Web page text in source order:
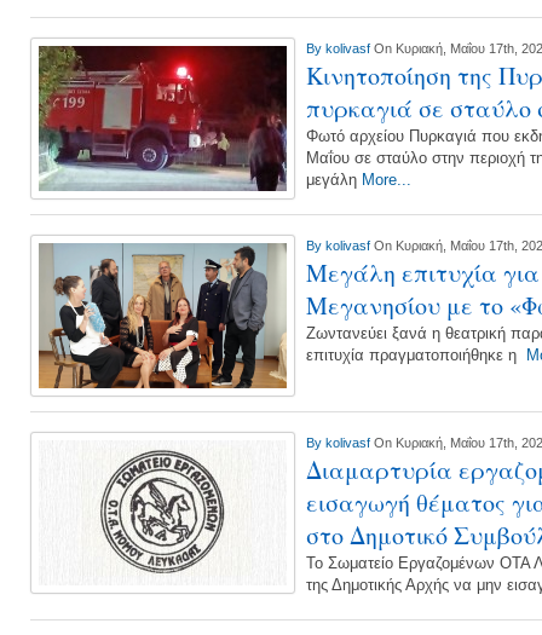
By kolivasf On Κυριακή, Μαΐου 17th,
Κινητοποίηση της
πυρκαγιά σε σταύλο
Φωτό αρχείου Πυρκαγιά που
Μαΐου σε σταύλο στην περιοχή
μεγάλη More...
By kolivasf On Κυριακή, Μαΐου 17th,
Μεγάλη επιτυχία
Μεγανησίου με το
Ζωντανεύει ξανά η θεατρική
επιτυχία πραγματοποιήθηκε η
By kolivasf On Κυριακή, Μαΐου 17th,
Διαμαρτυρία
εισαγωγή θέματος
στο Δημοτικό
Το Σωματείο Εργαζομένων ΟΤΑ
της Δημοτικής Αρχής να μην